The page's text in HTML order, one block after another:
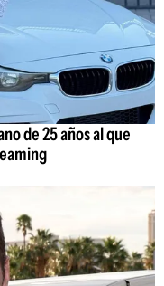
de 25 años al que